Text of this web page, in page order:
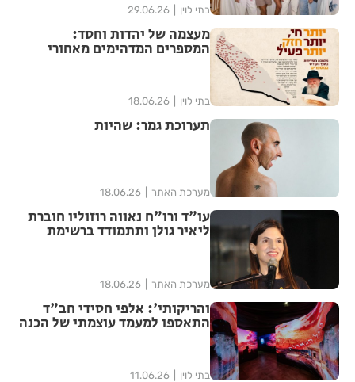
בתי לוין 29.06.26
מעצמה של יהדות וחסד:
המספרים המדהימים מאחורי
בתי לוין 18.06.26
תערוכת גמר: שהיות
מערכת האתר 18.06.26
עו"ד ורו"ח נאווה רוזוליו חוברת
ליאיר גולן ותתמודד ברשימת
מערכת האתר 18.06.26
והריקותי': אלפי חסידי חב"ד
התאספו למעמד עוצמתי של הכנה
בתי לוין 11.06.26